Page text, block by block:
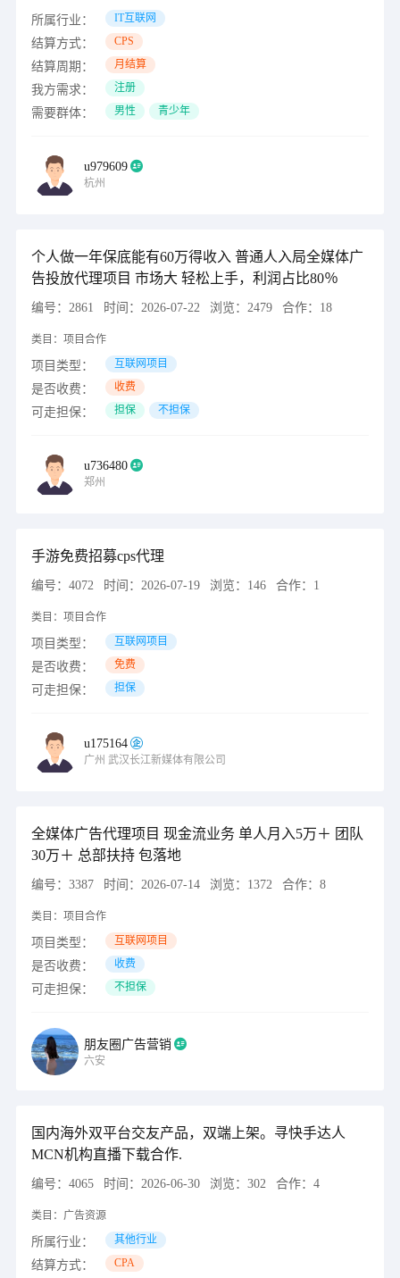
所属行业： IT互联网
结算方式： CPS
结算周期： 月结算
我方需求： 注册
需要群体： 男性 青少年
u979609
杭州
个人做一年保底能有60万得收入 普通人入局全媒体广
告投放代理项目 市场大 轻松上手，利润占比80％
编号： 2861 时间： 2026-07-22 浏览： 2479 合作： 18
类目： 项目合作
项目类型： 互联网项目
是否收费： 收费
可走担保： 担保 不担保
u736480
郑州
手游免费招募cps代理
编号： 4072 时间： 2026-07-19 浏览： 146 合作： 1
类目： 项目合作
项目类型： 互联网项目
是否收费： 免费
可走担保： 担保
u175164
广州 武汉长江新媒体有限公司
全媒体广告代理项目 现金流业务 单人月入5万＋ 团队
30万＋ 总部扶持 包落地
编号： 3387 时间： 2026-07-14 浏览： 1372 合作： 8
类目： 项目合作
项目类型： 互联网项目
是否收费： 收费
可走担保： 不担保
朋友圈广告营销
六安
国内海外双平台交友产品，双端上架。寻快手达人
MCN机构直播下载合作.
编号： 4065 时间： 2026-06-30 浏览： 302 合作： 4
类目： 广告资源
所属行业： 其他行业
结算方式： CPA